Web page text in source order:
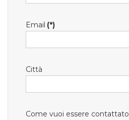
Email (*)
Città
Come vuoi essere contattato